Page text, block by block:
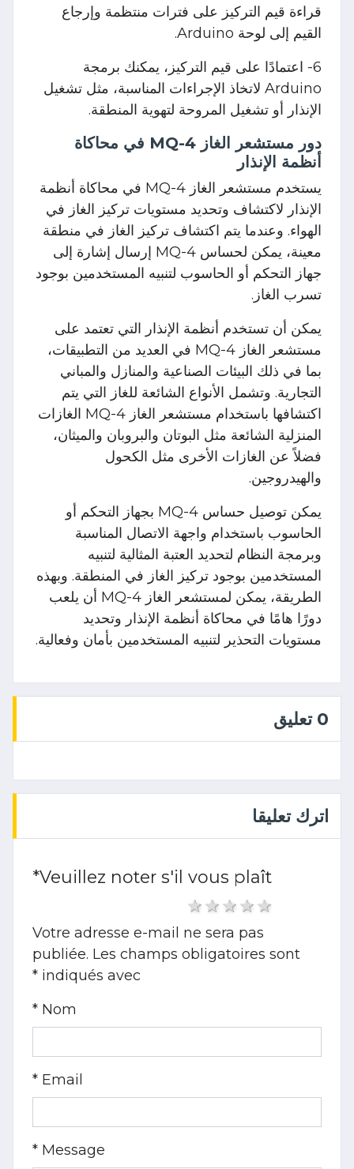
قراءة قيم التركيز على فترات منتظمة وإرجاع
القيم إلى لوحة Arduino.
6- اعتمادًا على قيم التركيز، يمكنك برمجة
Arduino لاتخاذ الإجراءات المناسبة، مثل تشغيل
الإنذار أو تشغيل المروحة لتهوية المنطقة.
دور مستشعر الغاز MQ-4 في محاكاة
أنظمة الإنذار
يستخدم مستشعر الغاز MQ-4 في محاكاة أنظمة
الإنذار لاكتشاف وتحديد مستويات تركيز الغاز في
الهواء. وعندما يتم اكتشاف تركيز الغاز في منطقة
معينة، يمكن لحساس MQ-4 إرسال إشارة إلى
جهاز التحكم أو الحاسوب لتنبيه المستخدمين بوجود
تسرب الغاز.
يمكن أن تستخدم أنظمة الإنذار التي تعتمد على
مستشعر الغاز MQ-4 في العديد من التطبيقات،
بما في ذلك البيئات الصناعية والمنازل والمباني
التجارية. وتشمل الأنواع الشائعة للغاز التي يتم
اكتشافها باستخدام مستشعر الغاز MQ-4 الغازات
المنزلية الشائعة مثل البوتان والبروبان والميثان،
فضلاً عن الغازات الأخرى مثل الكحول
والهيدروجين.
يمكن توصيل حساس MQ-4 بجهاز التحكم أو
الحاسوب باستخدام واجهة الاتصال المناسبة
وبرمجة النظام لتحديد العتبة المثالية لتنبيه
المستخدمين بوجود تركيز الغاز في المنطقة. وبهذه
الطريقة، يمكن لمستشعر الغاز MQ-4 أن يلعب
دورًا هامًا في محاكاة أنظمة الإنذار وتحديد
مستويات التحذير لتنبيه المستخدمين بأمان وفعالية.
0 تعليق
اترك تعليقا
Veuillez noter s'il vous plaît
*
5 stars
4 stars
3 stars
2 stars
Votre adresse e-mail ne sera pas
publiée. Les champs obligatoires sont
indiqués avec
*
Nom *
Email *
Message *